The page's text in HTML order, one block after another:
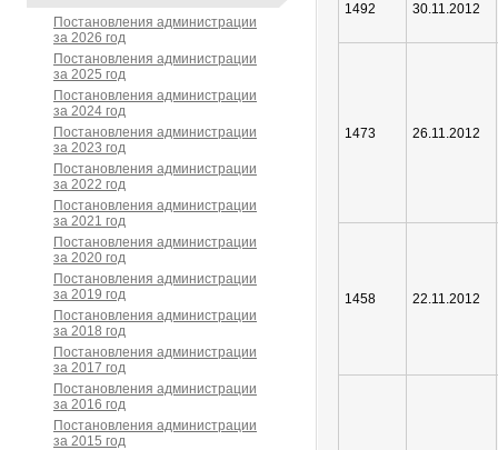
1492 30.11.2012
1473 26.11.2012
1458 22.11.2012
Постановления администрации
за 2026 год
Постановления администрации
за 2025 год
Постановления администрации
за 2024 год
Постановления администрации
за 2023 год
Постановления администрации
за 2022 год
Постановления администрации
за 2021 год
Постановления администрации
за 2020 год
Постановления администрации
за 2019 год
Постановления администрации
за 2018 год
Постановления администрации
за 2017 год
Постановления администрации
за 2016 год
Постановления администрации
за 2015 год